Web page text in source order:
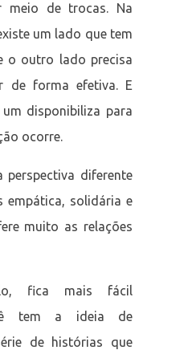
meio de trocas. Na
um lado que tem
o outro lado precisa
de forma efetiva. E
disponibiliza para
ocorre.
perspectiva diferente
empática, solidária e
muito as relações
fica mais fácil
tem a ideia de
de histórias que